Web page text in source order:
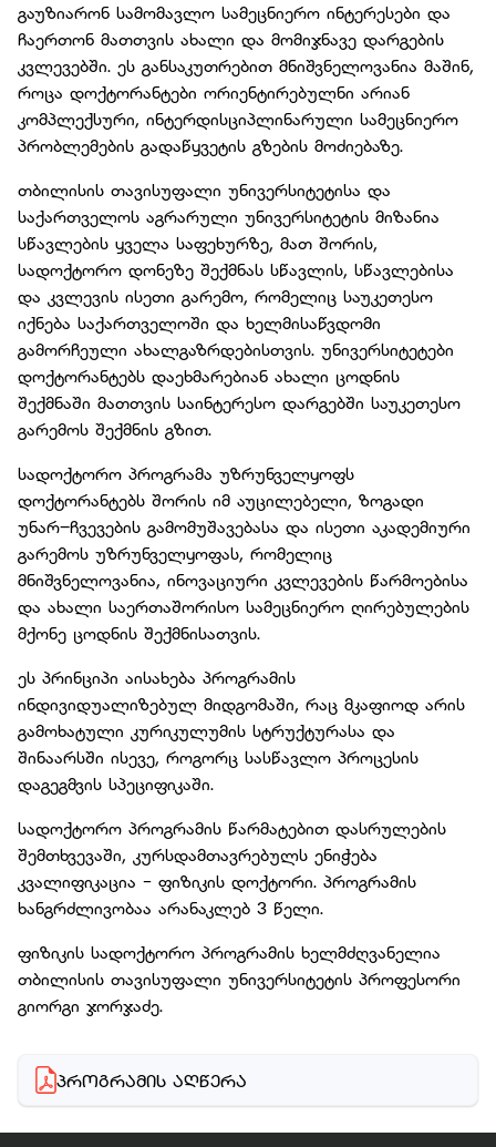
გაუზიარონ სამომავლო სამეცნიერო ინტერესები და
ჩაერთონ მათთვის ახალი და მომიჯნავე დარგების
კვლევებში. ეს განსაკუთრებით მნიშვნელოვანია მაშინ,
როცა დოქტორანტები ორიენტირებულნი არიან
კომპლექსური, ინტერდისციპლინარული სამეცნიერო
პრობლემების გადაწყვეტის გზების მოძიებაზე.
თბილისის თავისუფალი უნივერსიტეტისა და
საქართველოს აგრარული უნივერსიტეტის მიზანია
სწავლების ყველა საფეხურზე, მათ შორის,
სადოქტორო დონეზე შექმნას სწავლის, სწავლებისა
და კვლევის ისეთი გარემო, რომელიც საუკეთესო
იქნება საქართველოში და ხელმისაწვდომი
გამორჩეული ახალგაზრდებისთვის. უნივერსიტეტები
დოქტორანტებს დაეხმარებიან ახალი ცოდნის
შექმნაში მათთვის საინტერესო დარგებში საუკეთესო
გარემოს შექმნის გზით.
სადოქტორო პროგრამა უზრუნველყოფს
დოქტორანტებს შორის იმ აუცილებელი, ზოგადი
უნარ–ჩვევების გამომუშავებასა და ისეთი აკადემიური
გარემოს უზრუნველყოფას, რომელიც
მნიშვნელოვანია, ინოვაციური კვლევების წარმოებისა
და ახალი საერთაშორისო სამეცნიერო ღირებულების
მქონე ცოდნის შექმნისათვის.
ეს პრინციპი აისახება პროგრამის
ინდივიდუალიზებულ მიდგომაში, რაც მკაფიოდ არის
გამოხატული კურიკულუმის სტრუქტურასა და
შინაარსში ისევე, როგორც სასწავლო პროცესის
დაგეგმვის სპეციფიკაში.
სადოქტორო პროგრამის წარმატებით დასრულების
შემთხვევაში, კურსდამთავრებულს ენიჭება
კვალიფიკაცია - ფიზიკის დოქტორი. პროგრამის
ხანგრძლივობაა არანაკლებ 3 წელი.
ფიზიკის სადოქტორო პროგრამის ხელმძღვანელია
თბილისის თავისუფალი უნივერსიტეტის პროფესორი
გიორგი ჯორჯაძე.
ᲞᲠᲝᲒᲠᲐᲛᲘᲡ ᲐᲦᲬᲔᲠᲐ